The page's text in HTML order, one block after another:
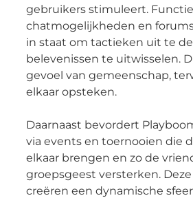
gebruikers stimuleert.
chatmogelijkheden en
in staat om tactieken uit te
belevenissen te uitwisselen.
gevoel van gemeenschap,
elkaar opsteken.
Daarnaast bevordert
via events en toernooien die
elkaar brengen en zo de
groepsgeest versterken.
creëren een dynamische